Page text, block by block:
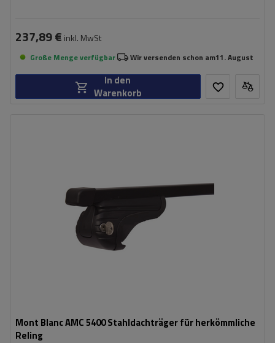
237,89 € inkl. MwSt
Große Menge verfügbar Wir versenden schon am11. August
In den
Warenkorb
Mont Blanc AMC 5400 Stahldachträger für herkömmliche
Reling